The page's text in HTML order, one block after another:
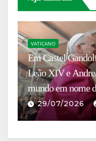
VATICANO
Em Castel
Leão XIV e
mundo em nome
29/07/2026